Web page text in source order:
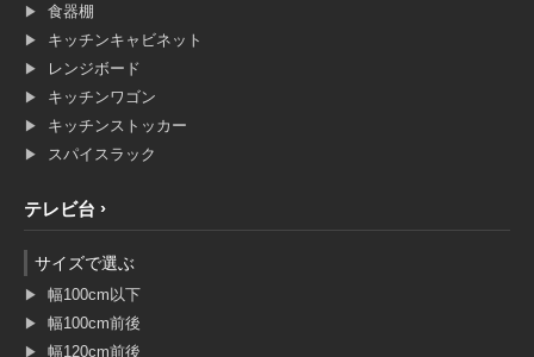
食器棚
キッチンキャビネット
レンジボード
キッチンワゴン
キッチンストッカー
スパイスラック
テレビ台
サイズで選ぶ
幅100cm以下
幅100cm前後
幅120cm前後